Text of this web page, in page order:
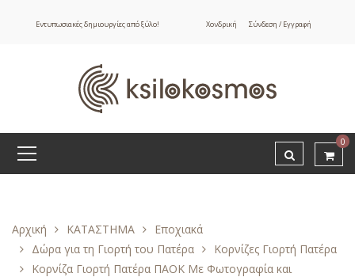
Εντυπωσιακές δημιουργίες από ξύλο! Χονδρική Σύνδεση / Εγγραφή
0
Αρχική ΚΑΤΑΣΤΗΜΑ
Εποχιακά
Δώρα για τη Γιορτή του Πατέρα
Κορνίζες Γιορτή Πατέρα
Κορνίζα Γιορτή Πατέρα ΠΑΟΚ Με Φωτογραφία και